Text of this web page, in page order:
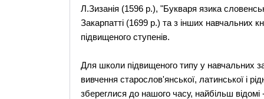
Л.Зизанія (1596 р.), "Букваря язика
Закарпатті (1699 р.) та з інших навчальних
підвищеного ступенів.
Для школи підвищеного типу у навчальних
вивчення старослов'янської, латинської і
збереглися до нашого часу, найбільш